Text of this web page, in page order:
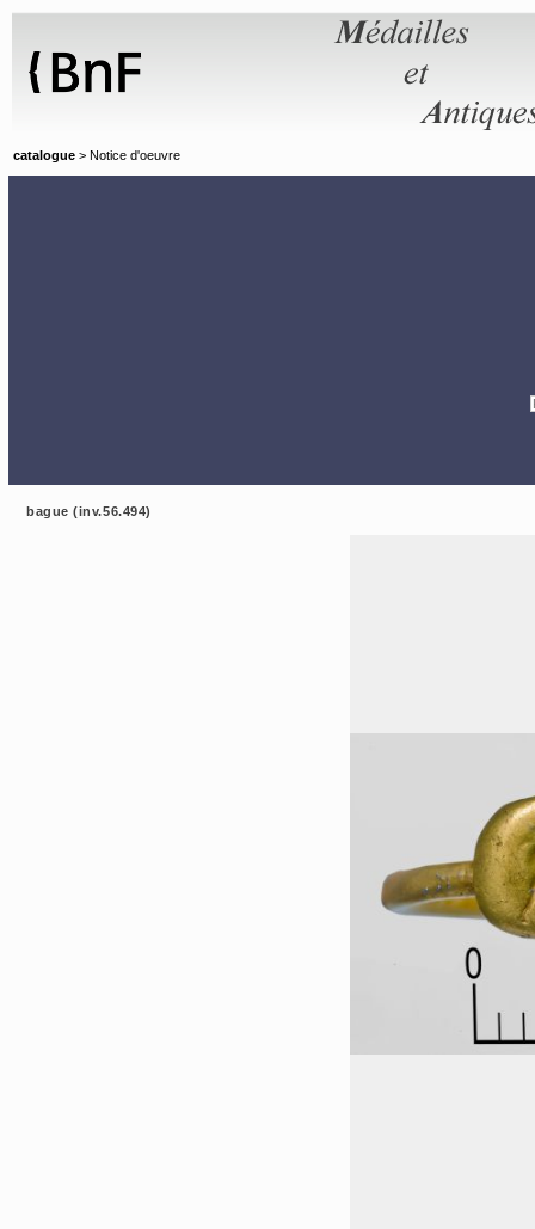
catalogue > Notice d'oeuvre
bague (inv.56.494)